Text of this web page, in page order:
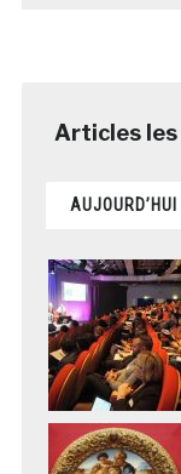
AUJOURD’HUI